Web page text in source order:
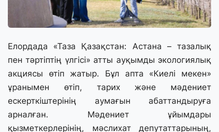
Елордада «Таза Қазақстан: Астана – тазалық
пен тәртіптің үлгісі» атты ауқымды экологиялық
акциясы өтіп жатыр. Бұл апта «Киелі мекен»
ұранымен өтіп, тарих және мәдениет
ескерткіштерінің аумағын абаттандыруға
арналған. Мәдениет ұйымдары
қызметкерлерінің, мәслихат депутаттарының,